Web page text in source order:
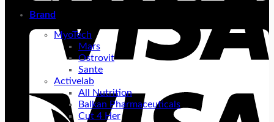
Brand
MyoTech
Mars
Ostrovit
Sante
Activelab
All Nutrition
Balkan Pharmaceuticals
Cut 4 Her